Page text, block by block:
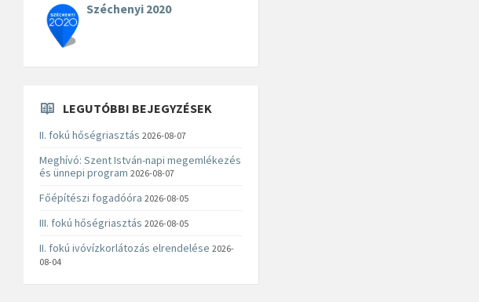
Széchenyi 2020
LEGUTÓBBI BEJEGYZÉSEK
II. fokú hőségriasztás 2026-08-07
Meghívó: Szent István-napi megemlékezés
és ünnepi program 2026-08-07
Főépítészi fogadóóra 2026-08-05
III. fokú hőségriasztás 2026-08-05
II. fokú ivóvízkorlátozás elrendelése 2026-
08-04